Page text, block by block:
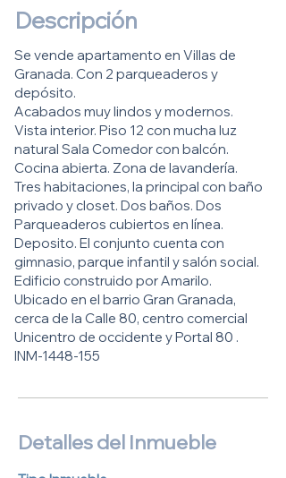
Descripción
Se vende apartamento en Villas de
Granada. Con 2 parqueaderos y
depósito.
Acabados muy lindos y modernos.
Vista interior. Piso 12 con mucha luz
natural Sala Comedor con balcón.
Cocina abierta. Zona de lavandería.
Tres habitaciones, la principal con baño
privado y closet. Dos baños. Dos
Parqueaderos cubiertos en línea.
Deposito. El conjunto cuenta con
gimnasio, parque infantil y salón social.
Edificio construido por Amarilo.
Ubicado en el barrio Gran Granada,
cerca de la Calle 80, centro comercial
Unicentro de occidente y Portal 80 .
INM-1448-155
Detalles del Inmueble